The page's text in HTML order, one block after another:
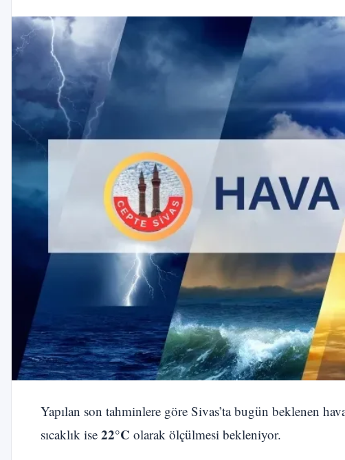
Yapılan son tahminlere göre Sivas’ta bugün beklenen
sıcaklık ise 22°C olarak ölçülmesi bekleniyor.